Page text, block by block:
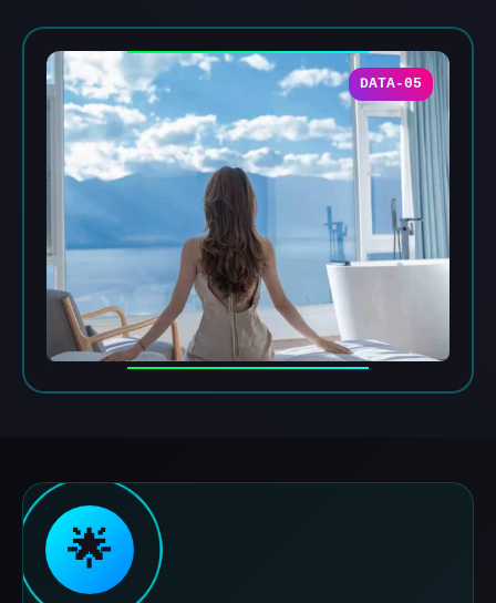
DATA-05
🌟